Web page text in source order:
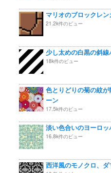
マリオのブロックレ
21.2k件のビュー
少し太めの白黒の斜
18k件のビュー
色とりどりの菊の紋
ーン
17.5k件のビュー
淡い色合いのヨーロ
16.8k件のビュー
西洋風のモノクロ、